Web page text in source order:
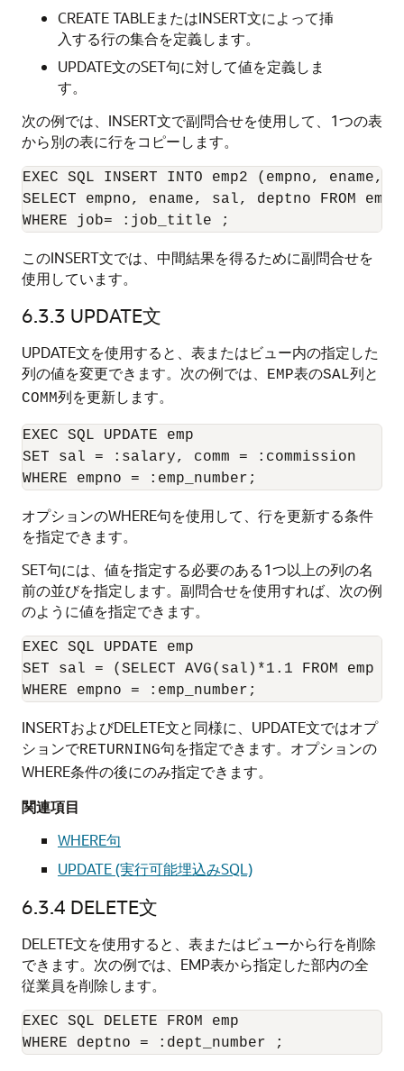
CREATE TABLEまたはINSERT文によって挿
入する行の集合を定義します。
UPDATE文のSET句に対して値を定義しま
す。
次の例では、INSERT文で副問合せを使用して、1つの表
から別の表に行をコピーします。
EXEC SQL INSERT INTO emp2 (empno,
SELECT empno, ename, sal, deptno FROM emp
このINSERT文では、中間結果を得るために副問合せを
使用しています。
6.3.3 UPDATE文
UPDATE文を使用すると、表またはビュー内の指定した
列の値を変更できます。次の例では、
EMP表のSAL列と
COMM列を更新します。
EXEC SQL UPDATE emp
SET sal = :salary, comm = :commission
オプションのWHERE句を使用して、行を更新する条件
を指定できます。
SET句には、値を指定する必要のある1つ以上の列の名
前の並びを指定します。 副問合せを使用すれば、次の例
のように値を指定できます。
EXEC SQL UPDATE emp
SET sal = (SELECT AVG(sal)*1.1 FROM emp
INSERTおよびDELETE文と同様に、UPDATE文ではオプ
ションでRETURNING句を指定できます。オプションの
WHERE条件の後にのみ指定できます。
関連項目
WHERE句
UPDATE (実行可能埋込みSQL)
6.3.4 DELETE文
DELETE文を使用すると、表またはビューから行を削除
できます。次の例では、EMP表から指定した部内の全
従業員を削除します。
EXEC SQL DELETE FROM emp